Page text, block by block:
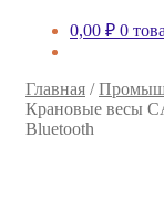
0,00 ₽ 0
Главная /
Крановые весы
Bluetooth